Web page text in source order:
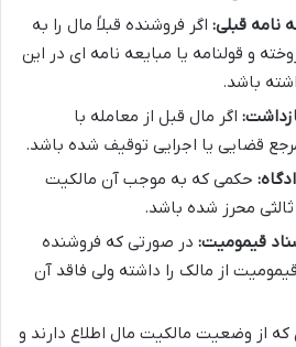
نامه قبلی: اگر فروشنده قبلاً مال را به
و قولنامه یا مبایعه نامه ای در این
باشد.
اگر مال قبل از معامله با
قضایی یا اجرایی توقیف شده باشد.
حکمی که به موجب آن مالکیت
محرز شده باشد.
قیمومیت: در صورتی که فروشنده
از مالک را داشته ولی فاقد آن
که از وضعیت مالکیت مال اطلاع دارند و